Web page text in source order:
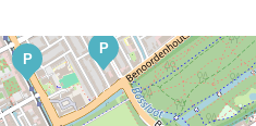
P
P